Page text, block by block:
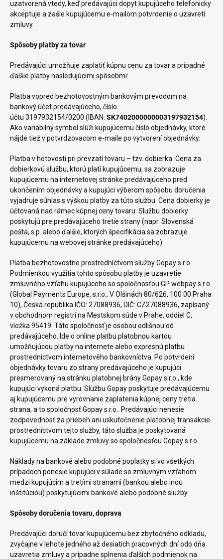
uzatvorená vtedy, keď predávajúci dopyt kupujúceho telefonicky
akceptuje a zašle kupujúcemu e-mailom potvrdenie o uzavretí
zmluvy.
Spôsoby platby za tovar
Predávajúci umožňuje zaplatiť kúpnu cenu za tovar a prípadné
ďalšie platby nasledujúcimi spôsobmi:
Platba vopred bezhotovostným bankovým prevodom na
bankový účet predávajúceho, číslo
účtu 3197932154/0200 (IBAN: SK7402000000003197932154).
Ako variabilný symbol slúži kupujúcemu číslo objednávky, ktoré
nájde tiež v potvrdzovacom e-maile po vytvorení objednávky.
Platba v hotovosti pri prevzatí tovaru – tzv. dobierka. Cena za
dobierkovú službu, ktorú platí kupujúcemu, sa zobrazuje
kupujúcemu na internetovej stránke predávajúceho pred
ukončením objednávky a kupujúci výberom spôsobu doručenia
vyjadruje súhlas s výškou platby za túto službu. Cena dobierky je
účtovaná nad rámec kúpnej ceny tovaru. Službu dobierky
poskytujú pre predávajúceho tretie strany (napr. Slovenská
pošta, s.p. alebo ďalšie, ktorých špecifikácia sa zobrazuje
kupujúcemu na webovej stránke predávajúceho).
Platba bezhotovostne prostredníctvom služby Gopay s.r.o.
Podmienkou využitia tohto spôsobu platby je uzavretie
zmluvného vzťahu kupujúceho so spoločnosťou GP webpay s.r.o
(Global Payments Europe, s.r.o., V Olšinách 80/626, 100 00 Praha
10), Česká republika IČO: 27088936, DIČ: CZ27088936, zapísaný
v obchodnom registri na Mestskom súde v Prahe, oddiel C,
vložka 95419. Táto spoločnosť je osobou odlišnou od
predávajúceho. Ide o online platbu platobnou kartou
umožňujúcou platby na internete alebo expresnú platbu
prostredníctvom internetového bankovníctva. Po potvrdení
objednávky tovaru zo strany predávajúceho je kupujúci
presmerovaný na stránku platobnej brány Gopay s.r.o., kde
kupujúci vykoná platbu. Službu Gopay poskytuje predávajúcemu
aj kupujúcemu pre vyrovnanie zaplatenia kúpnej ceny tretia
strana, a to spoločnosť Gopay s.r.o.. Predávajúci nenesie
zodpovednosť za priebeh ani uskutočnenie platobnej transakcie
prostredníctvom tejto služby, táto služba je poskytovaná
kupujúcemu na základe zmluvy so spoločnosťou Gopay s.r.o.
Náklady na bankové alebo podobné poplatky si vo všetkých
prípadoch ponesie kupujúci v súlade so zmluvným vzťahom
medzi kupujúcim a tretími stranami (bankou alebo inou
inštitúciou) poskytujúcimi bankové alebo podobné služby.
Spôsoby doručenia tovaru, doprava
Predávajúci doručí tovar kupujúcemu bez zbytočného odkladu,
zvyčajne v lehote jedného až desiatich pracovných dní odo dňa
uzavretia zmluvy a prípadne splnenia ďalších podmienok na